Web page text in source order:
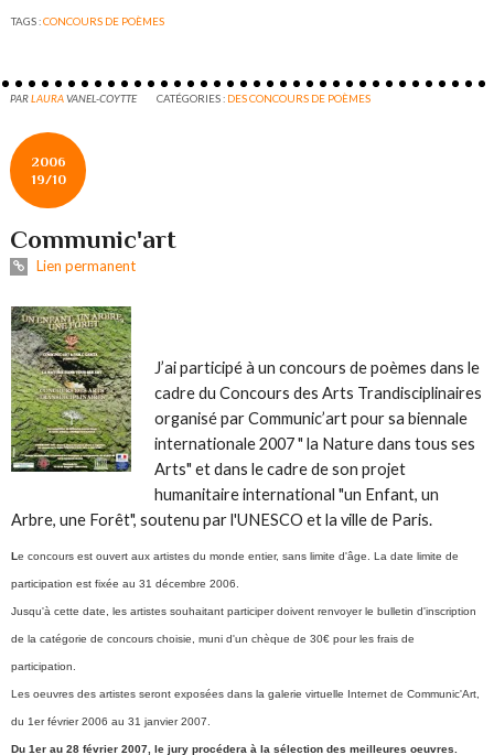
TAGS :CONCOURS DE POÈMES
PARLAURAVANEL-COYTTE CATÉGORIES : DES CONCOURS DE POÈMES
2006
19/10
Communic'art
Lien permanent
J’ai participé à un concours de poèmes dans le
cadre du Concours des Arts Trandisciplinaires
organisé par Communic’art pour sa biennale
internationale 2007 " la Nature dans tous ses
Arts" et dans le cadre de son projet
humanitaire international "un Enfant, un
Arbre, une Forêt", soutenu par l'UNESCO et la ville de Paris.
Le concours est ouvert aux artistes du monde entier, sans limite d'âge. La date limite de
participation est fixée au 31 décembre 2006.
Jusqu'à cette date, les artistes souhaitant participer doivent renvoyer le bulletin d'inscription
de la catégorie de concours choisie, muni d'un chèque de 30€ pour les frais de
participation.
Les oeuvres des artistes seront exposées dans la galerie virtuelle Internet de Communic'Art,
du 1er février 2006 au 31 janvier 2007.
Du 1er au 28 février 2007, le jury procédera à la sélection des meilleures oeuvres.